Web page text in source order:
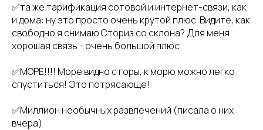
✅та же тарификация сотовой и интернет-связи, как
и дома: ну это просто очень крутой плюс. Видите, как
свободно я снимаю Сториз со склона? Для меня
хорошая связь - очень большой плюс
✅МОРЕ!!!! Море видно с горы, к морю можно легко
спуститься! Это потрясающе!
✅Миллион необычных развлечений (писала о них
вчера)